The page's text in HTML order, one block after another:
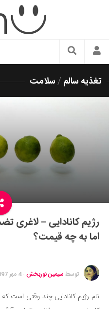
سبک زندگی
دکوراسیون و چیدمان
غذا
رستوران گردی
سفر و گردشگری
ایران گردی
جهان گردی
موفقیت و مهارت‌های فردی
تغذیه سالم /سلامت
اما به چه قیمت؟
توسط سیمین نوربخش ·4 مهر 1397
نام رژیم کانادایی چند وقتی است که